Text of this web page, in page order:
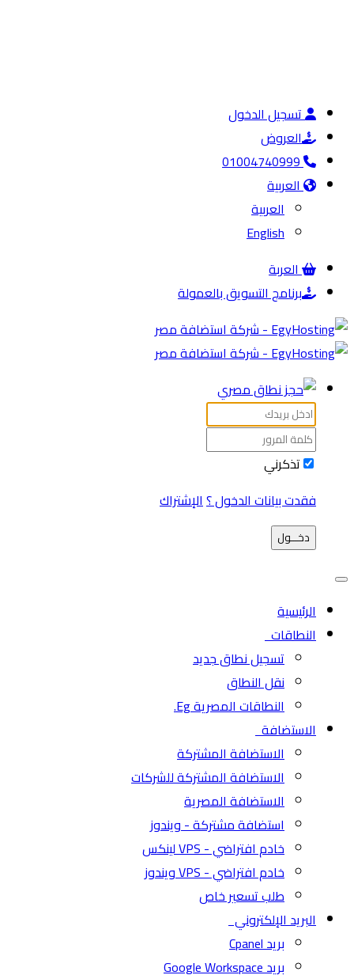
تسجيل الدخول
العروض
01004740999
العربية
العربية
English
العربة
برنامج التسويق بالعمولة
تذكرني
فقدت بيانات الدخول ؟الإشتراك
دخـــول
الرئيسية
النطاقات
تسجيل نطاق جديد
نقل النطاق
النطاقات المصرية Eg.
الاستضافة
الاستضافة المشتركة
الاستضافة المشتركة للشركات
الاستضافة المصرية
استضافة مشتركة - ويندوز
خادم افتراضي - VPS لينكس
خادم افتراضي - VPS ويندوز
طلب تسعير خاص
البريد الإلكتروني
بريد Cpanel
بريد Google Workspace